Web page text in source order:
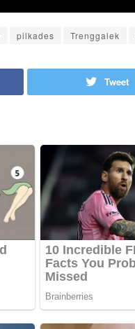
pilkades Trenggalek
Tweet